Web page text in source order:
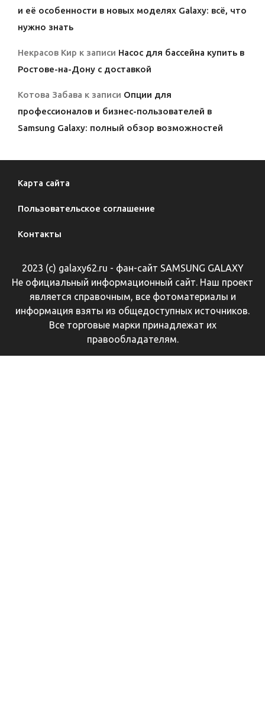
и её особенности в новых моделях Galaxy: всё, что
нужно знать
Некрасов Кир к записи Насос для бассейна купить в
Ростове-на-Дону с доставкой
Котова Забава к записи Опции для
профессионалов и бизнес-пользователей в
Samsung Galaxy: полный обзор возможностей
Карта сайта
Пользовательское соглашение
Контакты
2023 (с) galaxy62.ru - фан-сайт SAMSUNG GALAXY
Не официальный информационный сайт. Наш проект
является справочным, все фотоматериалы и
информация взяты из общедоступных источников.
Все торговые марки принадлежат их
правообладателям.